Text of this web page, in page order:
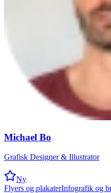
Michael Bo
Grafisk Designer & Illustrator
Ny
Flyers og plakaterInfografik og